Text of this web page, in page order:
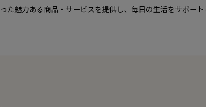
った魅力ある商品・サービスを提供し、毎日の生活をサポート